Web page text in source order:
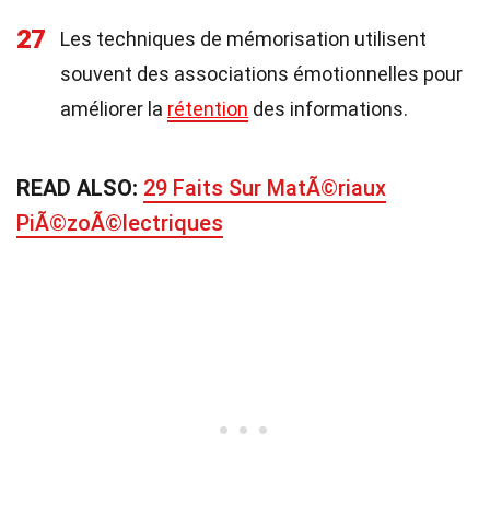
27
Les techniques de mémorisation utilisent
souvent des associations émotionnelles pour
améliorer la rétention des informations.
READ ALSO: 29 Faits Sur MatÃ©riaux
PiÃ©zoÃ©lectriques